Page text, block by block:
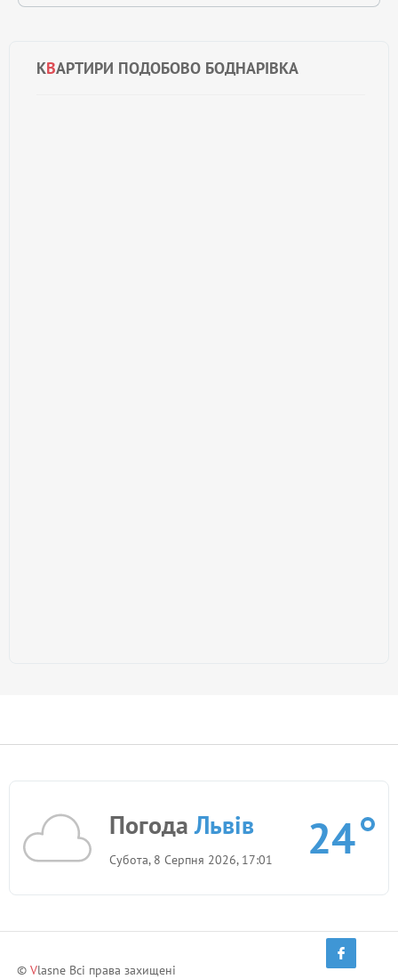
КВАРТИРИ ПОДОБОВО БОДНАРIВКА
ПогодаЛьвів
Субота, 8 Серпня 2026, 17:01 24
© Vlasne Всі права захищені